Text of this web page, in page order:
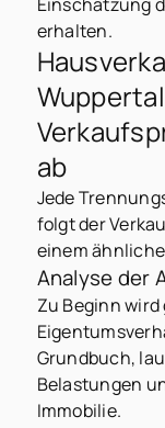
erhalten.
ab
Jede
folgt der
einem
Analyse der
Zu Beginn
Grundbuch,
Belastungen
Immobilie.